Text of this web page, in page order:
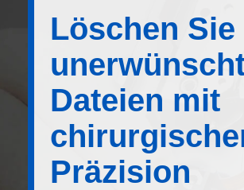
Löschen Sie
Dateien mit
Präzision